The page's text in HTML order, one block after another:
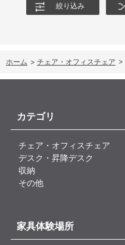
絞り込み
ホーム > チェア・オフィスチェア >
カテゴリ
チェア・オフィスチェア
デスク・昇降デスク
収納
その他
家具体験場所